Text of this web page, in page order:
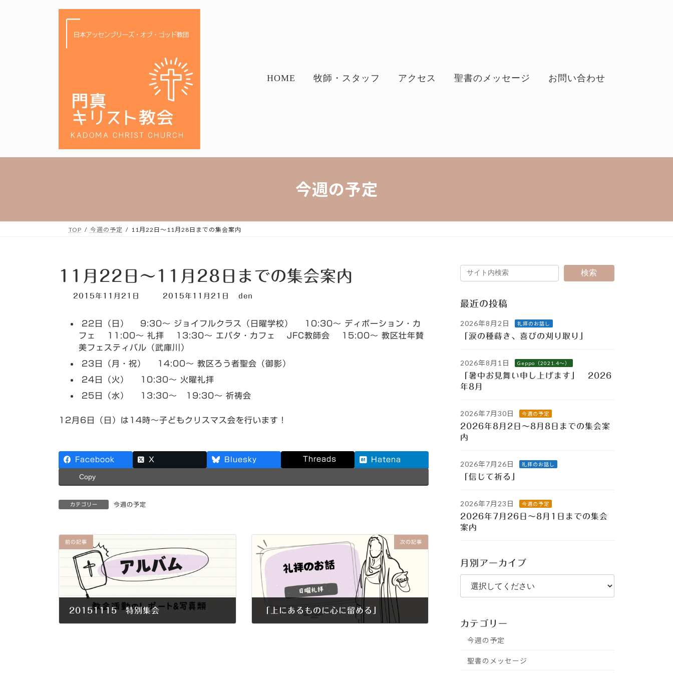
HOME 牧師・スタッフ アクセス 聖書のメッセージ お問い合わせ
今週の予定
TOP 今週の予定 11月22日～11月28日までの集会案内
11月22日～11月28日までの集会案内
2015年11月21日
最
新
日
時
:
2015年11月21日 den
22日（日） 9:30～ ジョイフルクラス（日曜学校） 10:30～ ディボーション・カ
フェ 11:00～ 礼拝 13:30～ エパタ・カフェ JFC教師会 15:00～ 教区壮年賛
美フェスティバル（武庫川）
23日（月・祝） 14:00～ 教区ろう者聖会（御影）
24日（火） 10:30～ 火曜礼拝
25日（水） 13:30～ 19:30～ 祈祷会
12月6日（日）は14時～子どもクリスマス会を行います！
Facebook X Bluesky Threads Hatena
Copy
カテゴリー 今週の予定
前の記事
20151115 特別集会
次の記事
「上にあるものに心に留める」
検索
最近の投稿
2026年8月2日 礼拝のお話し
「涙の種蒔き、喜びの刈り取り」
2026年8月1日 Geppo（2021.4～）
「暑中お見舞い申し上げます」 2026
年8月
2026年7月30日 今週の予定
2026年8月2日～8月8日までの集会案
内
2026年7月26日 礼拝のお話し
「信じて祈る」
2026年7月23日 今週の予定
2026年7月26日～8月1日までの集会
案内
月別アーカイブ
カテゴリー
今週の予定
聖書のメッセージ